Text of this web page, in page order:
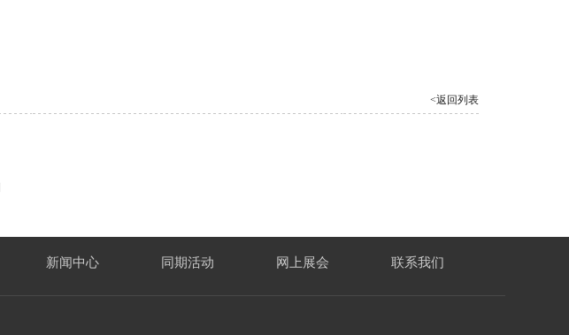
<返回列表
新闻中心 同期活动 网上展会 联系我们